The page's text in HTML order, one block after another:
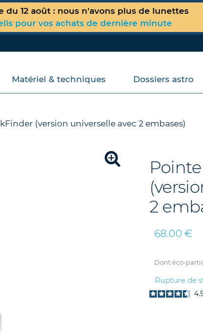
du 12 août : nous n'avons plus de lunettes
pour vos achats de dernière minute
Votre panier est vide !
Matériel & techniques Dossiers astro
(version universelle avec 2 embases)
2
68.00 €
Dont éco-
Rupture de